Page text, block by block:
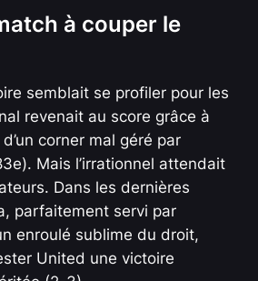
à couper le
semblait se profiler pour les
revenait au score grâce à
corner mal géré par
Mais l’irrationnel attendait
Dans les dernières
parfaitement servi par
enroulé sublime du droit,
United une victoire